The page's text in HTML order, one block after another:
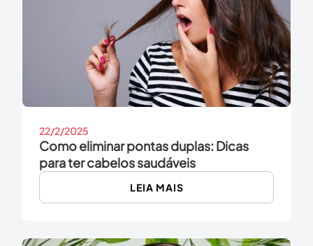
22/2/2025
Como eliminar pontas duplas: Dicas
para ter cabelos saudáveis
LEIA MAIS